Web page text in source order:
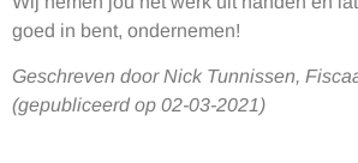
goed in bent, ondernemen!
Geschreven door Nick Tunnissen,
(gepubliceerd op 02-03-2021)